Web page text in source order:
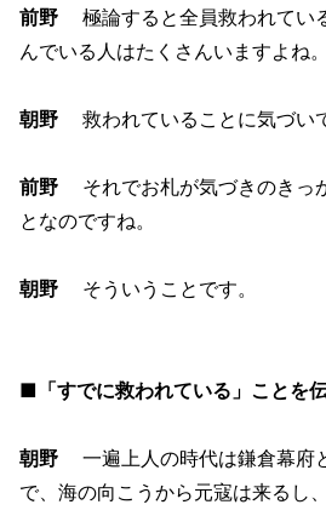
前野 極論すると全員救われてい
んでいる人はたくさんいますよね。
朝野 救われていることに気づい
前野 それでお札が気づきのきっ
となのですね。
朝野 そういうことです。
■「すでに救われている」ことを
朝野 一遍上人の時代は鎌倉幕府
で、海の向こうから元寇は来るし